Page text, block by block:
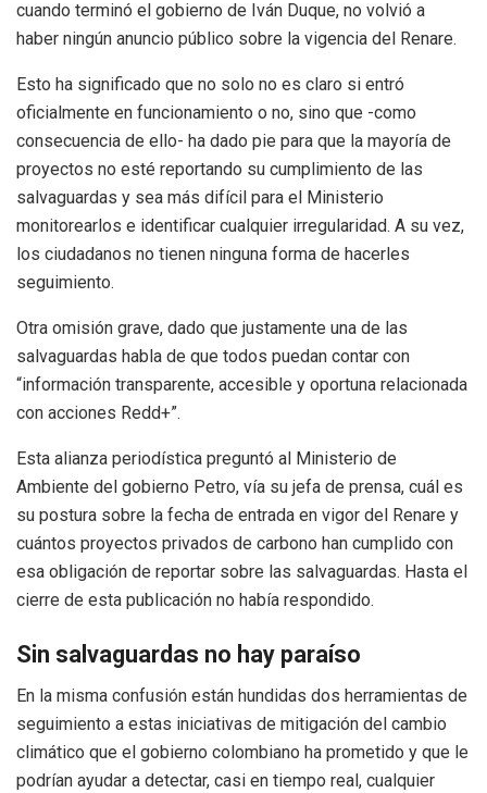
cuando terminó el gobierno de Iván Duque, no volvió a
haber ningún anuncio público sobre la vigencia del Renare.
Esto ha significado que no solo no es claro si entró
oficialmente en funcionamiento o no, sino que -como
consecuencia de ello- ha dado pie para que la mayoría de
proyectos no esté reportando su cumplimiento de las
salvaguardas y sea más difícil para el Ministerio
monitorearlos e identificar cualquier irregularidad. A su vez,
los ciudadanos no tienen ninguna forma de hacerles
seguimiento.
Otra omisión grave, dado que justamente una de las
salvaguardas habla de que todos puedan contar con
“información transparente, accesible y oportuna relacionada
con acciones Redd+”.
Esta alianza periodística preguntó al Ministerio de
Ambiente del gobierno Petro, vía su jefa de prensa, cuál es
su postura sobre la fecha de entrada en vigor del Renare y
cuántos proyectos privados de carbono han cumplido con
esa obligación de reportar sobre las salvaguardas. Hasta el
cierre de esta publicación no había respondido.
Sin salvaguardas no hay paraíso
En la misma confusión están hundidas dos herramientas de
seguimiento a estas iniciativas de mitigación del cambio
climático que el gobierno colombiano ha prometido y que le
podrían ayudar a detectar, casi en tiempo real, cualquier